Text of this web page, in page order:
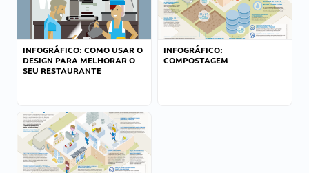
INFOGRÁFICO: COMO USAR O
DESIGN PARA MELHORAR O
SEU RESTAURANTE
INFOGRÁFICO:
COMPOSTAGEM